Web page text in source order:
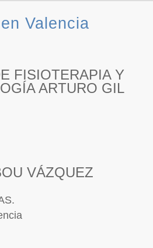
Valencia
FISIOTERAPIA Y
ARTURO GIL
VÁZQUEZ